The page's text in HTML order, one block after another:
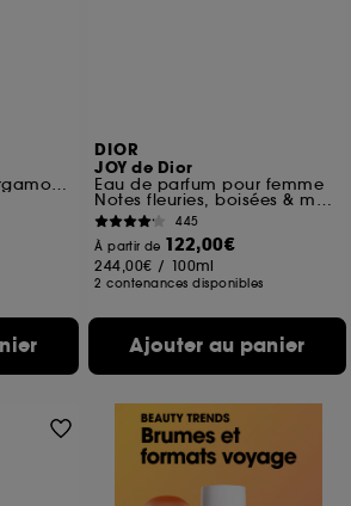
Brume Corporelle Bergamote et Hinoki
DIOR
JOY de Dior
Eau de parfum pour femme
Notes fleuries, boisées & musquées
445
À partir de 122,00€
244,00€ / 100ml
2 contenances disponibles
Ajouter au panier